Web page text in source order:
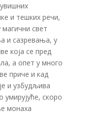
и тешких речи,
магични свет
и сазревања, у
која се пред
а опет у много
приче и кад
и узбудљива
умирујуће, скоро
монаха